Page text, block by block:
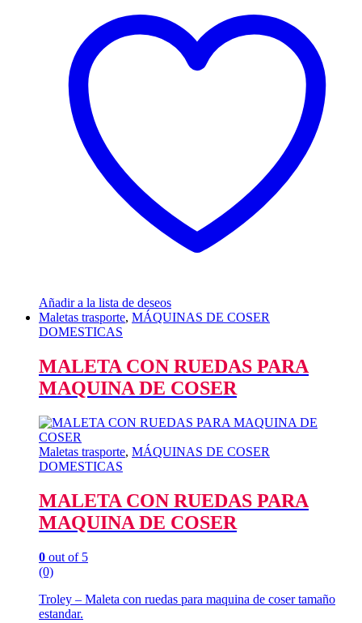
Añadir a la lista de deseos
Maletas trasporte, MÁQUINAS DE COSER
DOMESTICAS
MALETA CON RUEDAS PARA
MAQUINA DE COSER
Maletas trasporte, MÁQUINAS DE COSER
DOMESTICAS
MALETA CON RUEDAS PARA
MAQUINA DE COSER
0 out of 5
(0)
Troley – Maleta con ruedas para maquina de coser tamaño
estandar.